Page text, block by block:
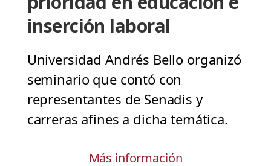
inserción laboral
Universidad Andrés Bello organizó
seminario que contó con
representantes de Senadis y
carreras afines a dicha temática.
Más información